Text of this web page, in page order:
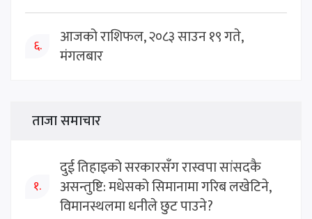
६.
आजको राशिफल, २०८३ साउन १९ गते,
मंगलबार
ताजा समाचार
१.
दुई तिहाइको सरकारसँग रास्वपा सांसदकै
असन्तुष्टि: मधेसको सिमानामा गरिब लखेटिने,
विमानस्थलमा धनीले छुट पाउने?